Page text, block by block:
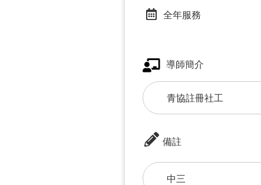
全年服務
導師簡介
青協註冊社工
備註
中三